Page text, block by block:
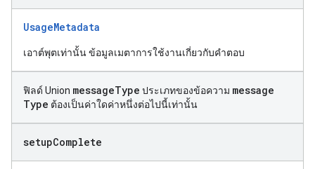
UsageMetadata
เอาต์พุตเท่านั้น ข้อมูลเมตาการใช้งานเกี่ยวกับคำตอบ
ฟิลด์ Union messageType ประเภทของข้อความ message
Type ต้องเป็นค่าใดค่าหนึ่งต่อไปนี้เท่านั้น
setupComplete